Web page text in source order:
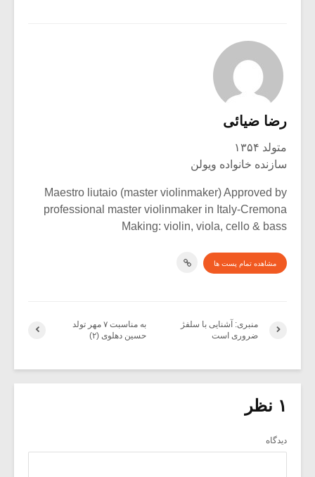
رضا ضیائی
متولد ۱۳۵۴
سازنده خانواده ویولن
Maestro liutaio (master violinmaker) Approved by
professional master violinmaker in Italy-Cremona
Making: violin, viola, cello & bass
مشاهده تمام پست ها
به مناسبت ۷ مهر تولد
حسین دهلوی (۲)
منبری: آشنایی با سلفژ
ضروری است
۱ نظر
دیدگاه